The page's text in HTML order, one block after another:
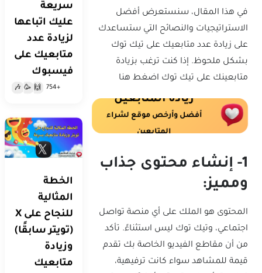
في هذا المقال، سنستعرض أفضل
الاستراتيجيات والنصائح التي ستساعدك
على زيادة عدد متابعيك على تيك توك
بشكل ملحوظ. إذا كنت ترغب بزيادة
متابعينك على تيك توك اضغط هنا
زيادة المتابعين
أفضل وأرخص موقع لشراء
المتابعين
1- إنشاء محتوى جذاب
ومميز:
المحتوى هو الملك على أي منصة تواصل
اجتماعي، وتيك توك ليس استثناءً. تأكد
من أن مقاطع الفيديو الخاصة بك تقدم
قيمة للمشاهد سواء كانت ترفيهية،
سريعة
عليك اتباعها
لزيادة عدد
متابعيك على
فيسبوك
+754
🙌
🥳
🎶
الخطة
المثالية
للنجاح على X
(تويتر سابقًا)
وزيادة
متابعيك